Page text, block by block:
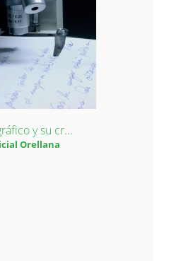
y su cr...
Orellana